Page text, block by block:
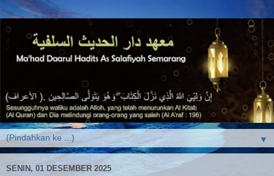
▼
SENIN, 01 DESEMBER 2025